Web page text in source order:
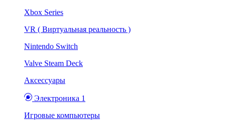
Xbox Series
VR ( Виртуальная реальность )
Nintendo Switch
Valve Steam Deck
Аксессуары
Электроника 1
Игровые компьютеры